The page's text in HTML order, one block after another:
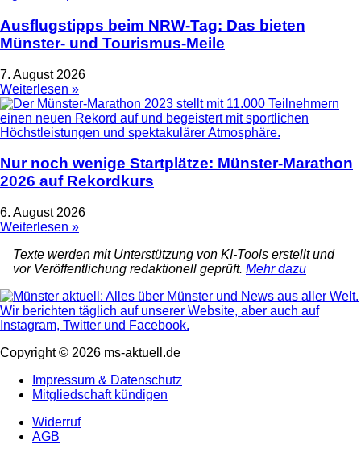
Ausflugstipps beim NRW-Tag: Das bieten
Münster- und Tourismus-Meile
7. August 2026
Weiterlesen »
Nur noch wenige Startplätze: Münster-Marathon
2026 auf Rekordkurs
6. August 2026
Weiterlesen »
Texte werden mit Unterstützung von KI-Tools erstellt und
vor Veröffentlichung redaktionell geprüft. Mehr dazu
Copyright © 2026 ms-aktuell.de
Impressum & Datenschutz
Mitgliedschaft kündigen
Widerruf
AGB